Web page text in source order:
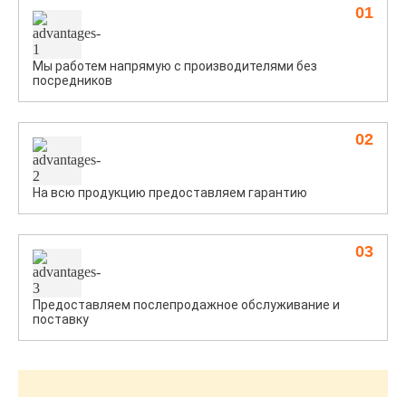
Мы работем напрямую с производителями без
посредников
01
На всю продукцию предоставляем гарантию
02
Предоставляем послепродажное обслуживание и
поставку
03